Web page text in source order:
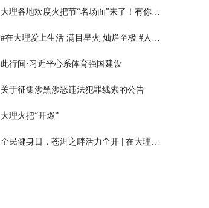
大理各地欢度火把节“名场面”来了！有你的家乡吗？#22°C的云南 #旅行推荐官 #火把节 #云南只打滇峰赛
#在大理爱上生活 满目星火 灿烂至极 #人类心灵栖居地大理 #大理火把节
此行间·习近平心系体育强国建设
关于征集涉黑涉恶违法犯罪线索的公告
大理火把“开燃”
全民健身日，苍洱之畔活力全开 | 在大理爱上生活